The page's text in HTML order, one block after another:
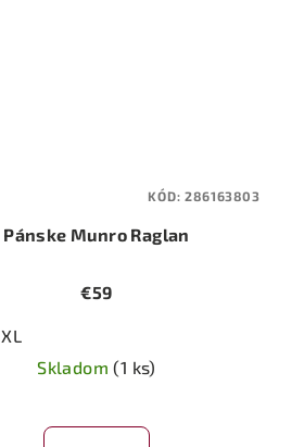
Pánske Munro Raglan
€59
XL
Skladom(1 ks)
KÓD:286163803